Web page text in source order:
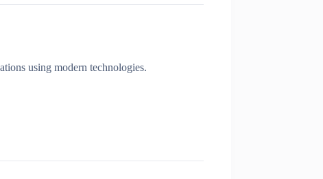
using modern technologies.